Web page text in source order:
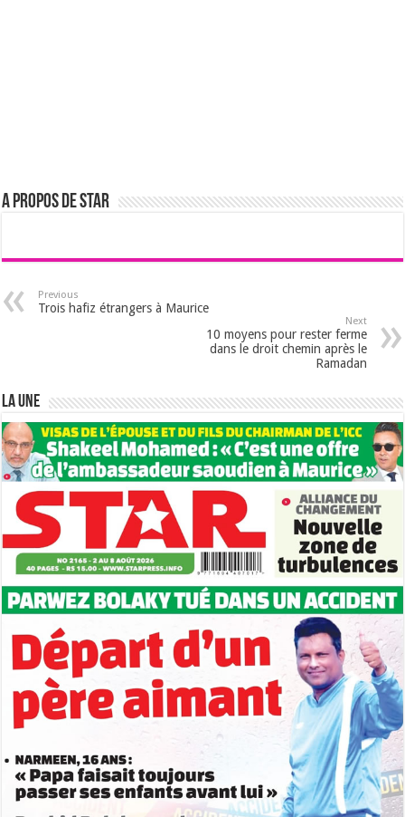
A propos de star
Previous
Trois hafiz étrangers à Maurice
Next
10 moyens pour rester ferme
dans le droit chemin après le
Ramadan
LA UNE